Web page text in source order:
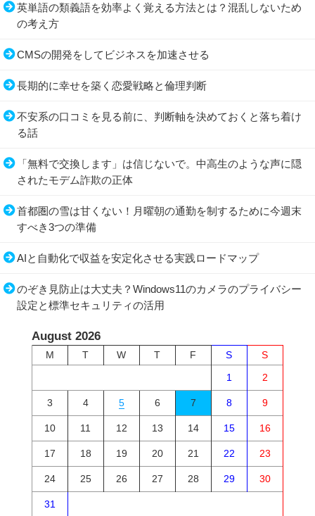
英単語の類義語を効率よく覚える方法とは？混乱しないため
の考え方
CMSの開発をしてビジネスを加速させる
長期的に幸せを築く恋愛戦略と倫理判断
不安系の口コミを見る前に、判断軸を決めておくと落ち着け
る話
「無料で交換します」は信じないで。中高生のような声に隠
されたモデム詐欺の正体
首都圏の雪は甘くない！月曜朝の通勤を制するために今週末
すべき3つの準備
AIと自動化で収益を安定化させる実践ロードマップ
のぞき見防止は大丈夫？Windows11のカメラのプライバシー
設定と標準セキュリティの活用
August 2026
M T W T F S
S
1
2
3 4 5 6 7 8 9
10 11 12 13 14 15 16
17 18 19 20 21 22 23
24 25 26 27 28 29 30
31